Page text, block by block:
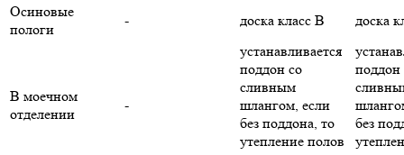
Осиновые
пологи
- доска класс B доска
В моечном
отделении
-
устанавливается
поддон со
сливным
шлангом, если
без поддона, то
утепление полов
поддон
без